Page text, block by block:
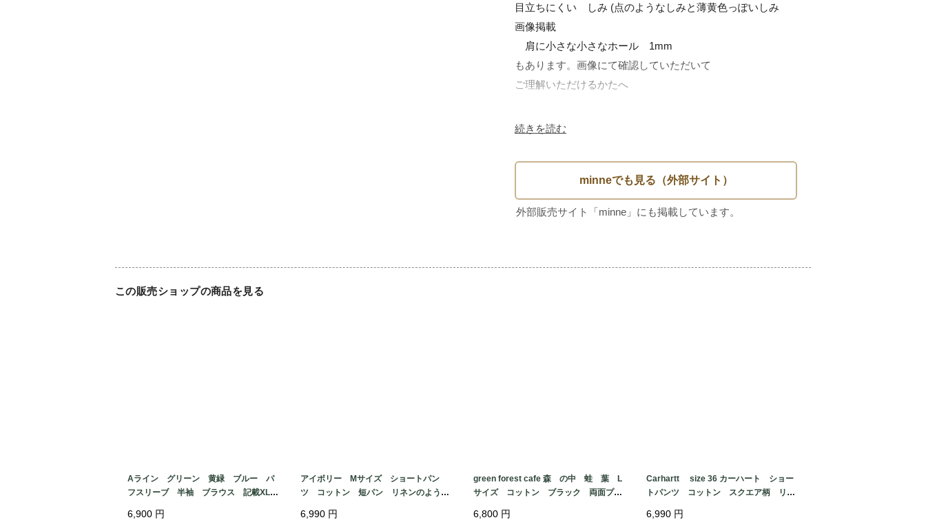
目立ちにくい　しみ (点のようなしみと薄黄色っぽいしみ
画像掲載
肩に小さな小さなホール　1mm
もあります。画像にて確認していただいて
ご理解いただけるかたへ
計測　約　cm
身幅50
総丈70.5
続きを読む
この販売ショップの商品を見る
Aライン グリーン 黄緑 ブルー パ
フスリーブ 半袖 ブラウス 記載XL
柄
6,900 円
アイボリー Mサイズ ショートパン
ツ コットン 短パン リネンのような
e in TURKEY
6,990 円
green forest cafe 森 の中 蛙 葉 L
サイズ コットン ブラック 両面プリ
c made in MEXICO
6,800 円
Carhartt size 36 カーハート ショー
トパンツ コットン スクエア柄 リラ
サイズ程度
6,990 円